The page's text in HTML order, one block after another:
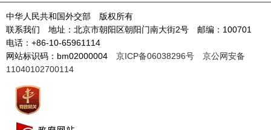
中华人民共和国外交部 版权所有
联系我们 地址：北京市朝阳区朝阳门南大街2号 邮编：100701
电话：+86-10-65961114
网站标识码：bm02000004 京ICP备06038296号
京公网安备
11040102700114